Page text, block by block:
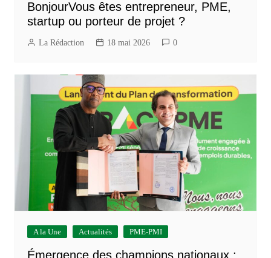
BonjourVous êtes entrepreneur, PME,
startup ou porteur de projet ?
La Rédaction 18 mai 2026 0
A la Une Actualités PME-PMI
Émergence des champions nationaux :